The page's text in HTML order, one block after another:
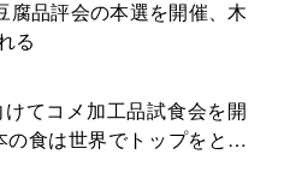
腐品評会の本選を開催、木
る
てコメ加工品試食会を開
食は世界でトップをとれ
輸出需要の拡大を」